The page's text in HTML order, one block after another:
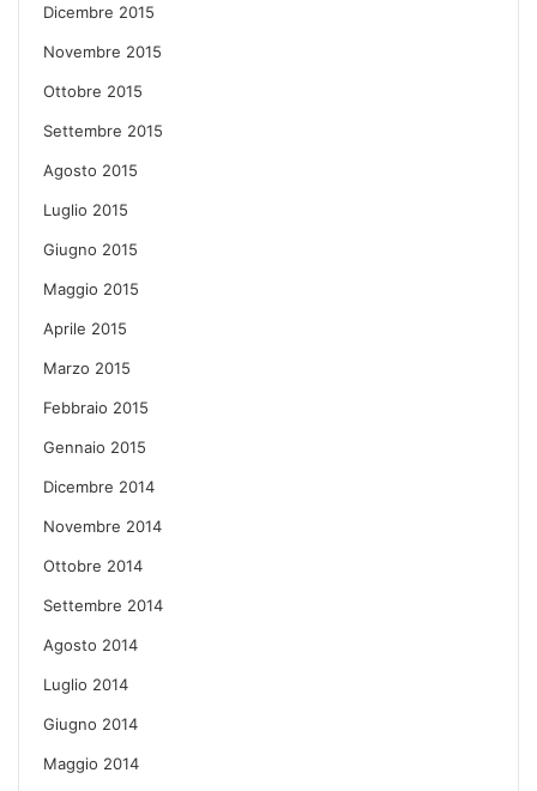
Dicembre 2015
Novembre 2015
Ottobre 2015
Settembre 2015
Agosto 2015
Luglio 2015
Giugno 2015
Maggio 2015
Aprile 2015
Marzo 2015
Febbraio 2015
Gennaio 2015
Dicembre 2014
Novembre 2014
Ottobre 2014
Settembre 2014
Agosto 2014
Luglio 2014
Giugno 2014
Maggio 2014